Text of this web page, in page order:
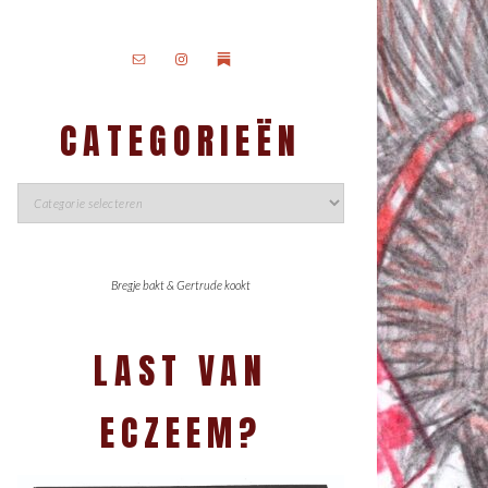
CATEGORIEËN
Bregje bakt & Gertrude kookt
LAST VAN
ECZEEM?